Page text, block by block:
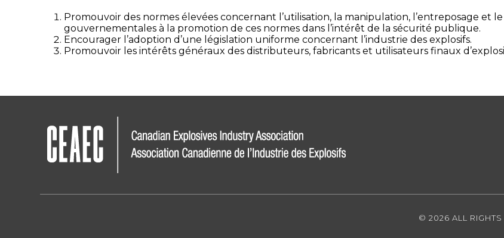
Promouvoir des normes élevées concernant l’utilisation, la manipulation, l’entreposage et
gouvernementales à la promotion de ces normes dans l’intérêt de la sécurité publique.
Encourager l’adoption d’une législation uniforme concernant l’industrie des explosifs.
Promouvoir les intérêts généraux des distributeurs, fabricants et utilisateurs finaux
© 2026 ALL